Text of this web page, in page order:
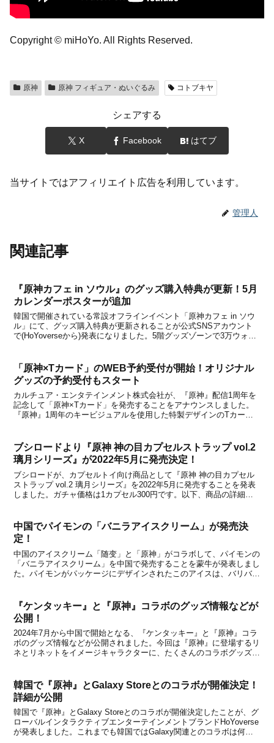
Copyright © miHoYo. All Rights Reserved.
原神 原神 フィギュア・ぬいぐるみ コトブキヤ
シェアする
X Facebook はてブ
当サイトではアフィリエイト広告を利用しています。
管理人
関連記事
『原神カフェ in ソウル』のグッズ購入特典が更新！5月
カレンダーポスターが追加
韓国で開催されている常設オフラインイベント「原神カフェ in ソウ
ル」にて、グッズ購入特典が更新されることが公式SNSアカウント
で(HoYoverseから)発表になりました。5階グッズゾーンで3万ウォン
「原神×Tカード」のWEB予約受付が開始！オリジナル
グッズの予約受付もスタート
カルチュア・エンタテインメント株式会社が、『原神』配信1周年を
記念して「原神×Tカード」を発売することをアナウンスしました。
『原神』1周年のキービジュアルを使用した特製デザインのTカード
ブシロードより『原神 神の目カプセルストラップ vol.2
璃月シリーズ』が2022年5月に発売決定！
ブシロードが、カプセルトイ向け商品として『原神 神の目カプセル
ストラップ vol.2 璃月シリーズ』を2022年5月に発売することを発表
しました。ガチャ価格は1カプセル300円です。以下、商品の詳細で
中国でパイモンの「バニラアイスクリーム」が発売決
定！
中国のアイスクリーム「随变」と「原神」がコラボして、パイモンの
「バニラアイスクリーム」を中国で発売することを蒙牛が発表しまし
た。パイモンがパッケージにデザインされたこのアイスは、バリバリ
『ケンタッキー』と『原神』コラボのグッズ情報などが
公開！
2024年7月から中国で開始となる、『ケンタッキー』と『原神』コラ
ボのグッズ情報などが公開されました。今回は『原神』に登場するリ
ネとリネットをイメージキャラクターに、たくさんのコラボグッズが
韓国で『原神』とGalaxy Storeとのコラボが開催決定！
詳細が公開
韓国で『原神』とGalaxy Storeとのコラボが開催決定したことが、グ
ローバルインタラクティブエンターテインメントブランドHoYoverse
が発表しました。これまでも韓国ではGalaxy関連とのコラボは何度